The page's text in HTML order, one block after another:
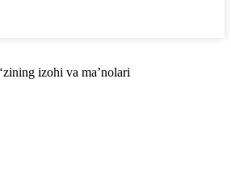
izohi va ma’nolari